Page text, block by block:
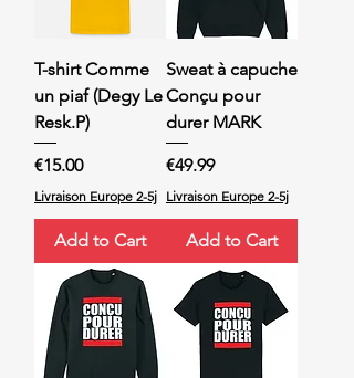
T-shirt Comme
un piaf (Degy Le
Resk.P)
Price
€15.00
Livraison Europe 2-5j
Add to Cart
Sweat à capuche
Conçu pour
durer MARK
Price
€49.99
Livraison Europe 2-5j
Add to Cart